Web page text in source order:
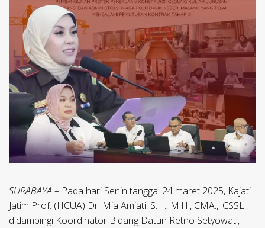
SURABAYA – Pada hari Senin tanggal 24 maret 2025, Kajati
Jatim Prof. (HCUA) Dr. Mia Amiati, S.H., M.H., CMA.,. CSSL.,
didampingi Koordinator Bidang Datun Retno Setyowati,